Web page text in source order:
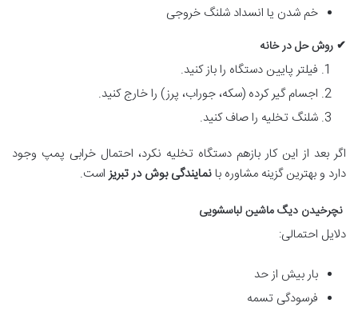
خم شدن یا انسداد شلنگ خروجی
✔ روش حل در خانه
فیلتر پایین دستگاه را باز کنید.
اجسام گیر کرده (سکه، جوراب، پرز) را خارج کنید.
شلنگ تخلیه را صاف کنید.
اگر بعد از این کار بازهم دستگاه تخلیه نکرد، احتمال خرابی پمپ وجود
دارد و بهترین گزینه مشاوره بانمایندگی بوش در تبریز است.
نچرخیدن دیگ ماشین لباسشویی
دلایل احتمالی:
بار بیش از حد
فرسودگی تسمه